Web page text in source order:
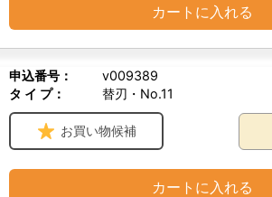
カートに入れる
申込番号：
v009389
タ イ プ：
替刃・No.11
お買い物候補
カートに入れる